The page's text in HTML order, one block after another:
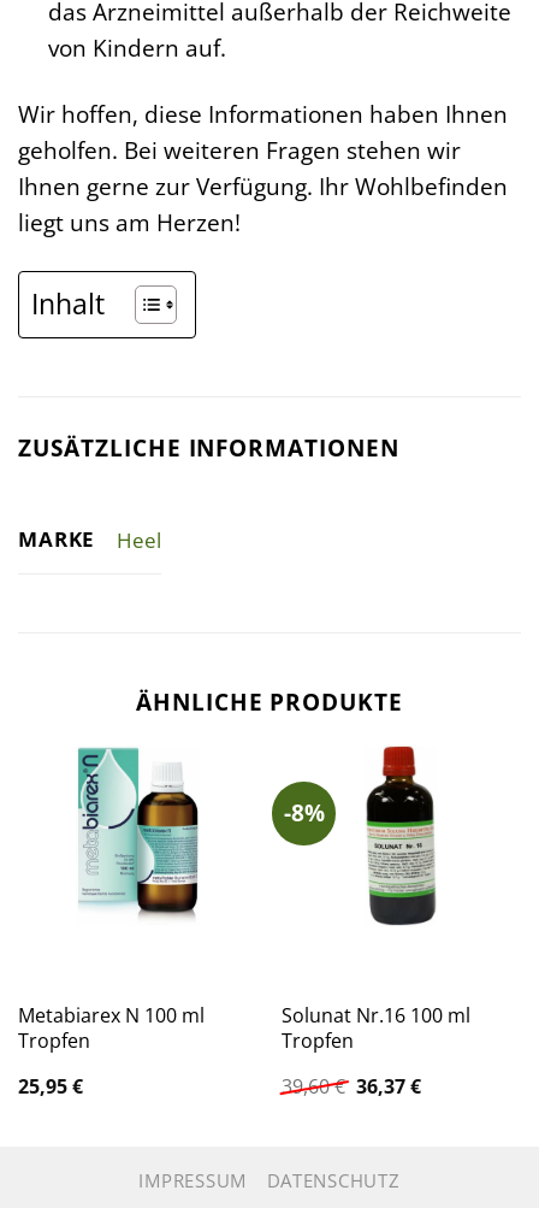
das Arzneimittel außerhalb der Reichweite
von Kindern auf.
Wir hoffen, diese Informationen haben Ihnen
geholfen. Bei weiteren Fragen stehen wir
Ihnen gerne zur Verfügung. Ihr Wohlbefinden
liegt uns am Herzen!
Inhalt
ZUSÄTZLICHE INFORMATIONEN
MARKE Heel
ÄHNLICHE PRODUKTE
Metabiarex N 100 ml
Tropfen
25,95€
-8%
Solunat Nr.16 100 ml
Tropfen
39,60€ Ursprünglicher
Preis
36,37€Aktueller
IMPRESSUM DATENSCHUTZ